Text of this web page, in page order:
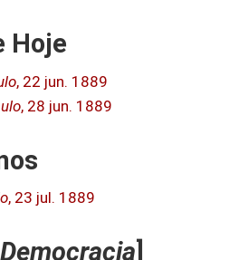
Hoje
, 22 jun. 1889
, 28 jun. 1889
, 23 jul. 1889
Democracia]